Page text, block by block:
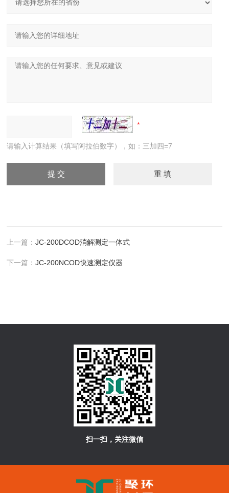
请输入计算结果（填写阿拉伯数字），如：三加四=7
上一篇：JC-200DCOD消解测定一体式
下一篇：JC-200NCOD快速测定仪器
扫一扫，关注微信